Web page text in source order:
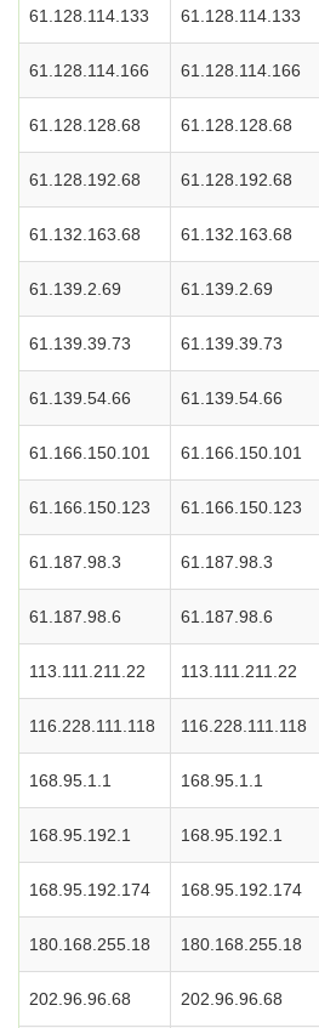
61.128.114.133 61.128.114.133
61.128.114.166 61.128.114.166
61.128.128.68 61.128.128.68
61.128.192.68 61.128.192.68
61.132.163.68 61.132.163.68
61.139.2.69 61.139.2.69
61.139.39.73 61.139.39.73
61.139.54.66 61.139.54.66
61.166.150.101 61.166.150.101
61.166.150.123 61.166.150.123
61.187.98.3 61.187.98.3
61.187.98.6 61.187.98.6
113.111.211.22 113.111.211.22
116.228.111.118 116.228.111.118
168.95.1.1 168.95.1.1
168.95.192.1 168.95.192.1
168.95.192.174 168.95.192.174
180.168.255.18 180.168.255.18
202.96.96.68 202.96.96.68